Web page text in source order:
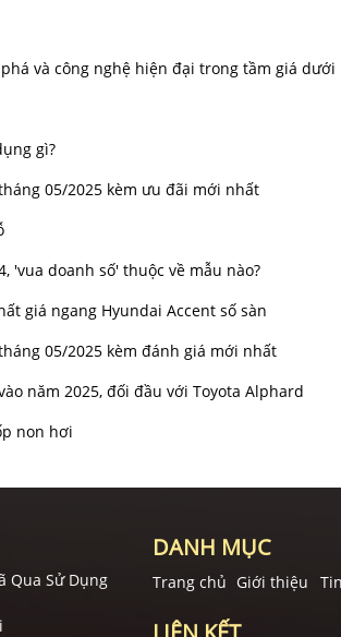
phá và công nghệ hiện đại trong tầm giá dưới
gì?
05/2025 kèm ưu đãi mới nhất
'vua doanh số' thuộc về mẫu nào?
giá ngang Hyundai Accent số sàn
05/2025 kèm đánh giá mới nhất
năm 2025, đối đầu với Toyota Alphard
non hơi
Qua Sử Dụng
DANH MỤC
Trang chủ Giới thiệu